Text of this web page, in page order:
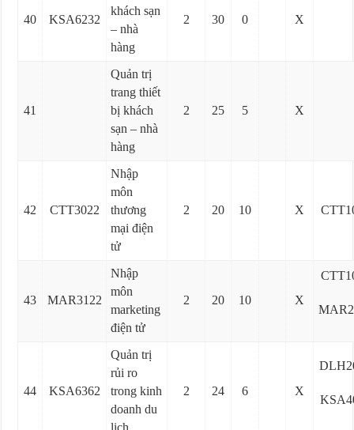
40 KSA6232
khách sạn
– nhà
hàng
2 30 0 X
41
Quản trị
trang thiết
bị khách
sạn – nhà
hàng
2 25 5 X
42 CTT3022
Nhập
môn
thương
mại điện
tử
2 20 10 X
43 MAR3122
Nhập
môn
marketing
điện tử
2 20 10 X
44 KSA6362
Quản trị
rủi ro
trong kinh
doanh du
lịch
2 24 6 X